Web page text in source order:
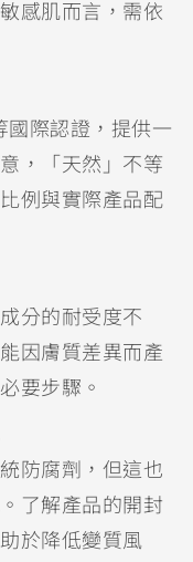
感肌而言，需依
際認證，提供一
，「天然」不等
例與實際產品配
分的耐受度不
因膚質差異而產
要步驟。
防腐劑，但這也
了解產品的開封
於降低變質風